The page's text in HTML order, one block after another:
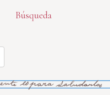
Búsqueda